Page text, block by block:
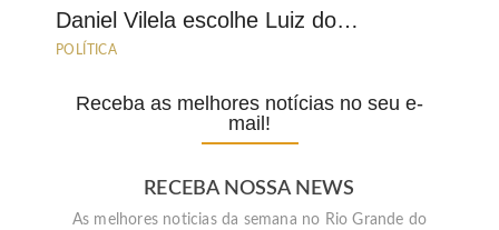
Daniel Vilela escolhe Luiz do…
POLÍTICA
Receba as melhores notícias no seu e-
mail!
RECEBA NOSSA NEWS
As melhores noticias da semana no Rio Grande do